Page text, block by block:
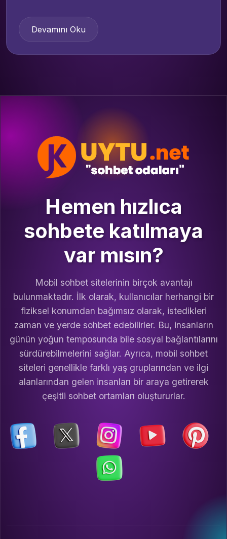
Devamını Oku
Hemen hızlıca
sohbete katılmaya
var mısın?
Mobil sohbet sitelerinin birçok avantajı
bulunmaktadır. İlk olarak, kullanıcılar herhangi bir
fiziksel konumdan bağımsız olarak, istedikleri
zaman ve yerde sohbet edebilirler. Bu, insanların
günün yoğun temposunda bile sosyal bağlantılarını
sürdürebilmelerini sağlar. Ayrıca, mobil sohbet
siteleri genellikle farklı yaş gruplarından ve ilgi
alanlarından gelen insanları bir araya getirerek
çeşitli sohbet ortamları oluştururlar.